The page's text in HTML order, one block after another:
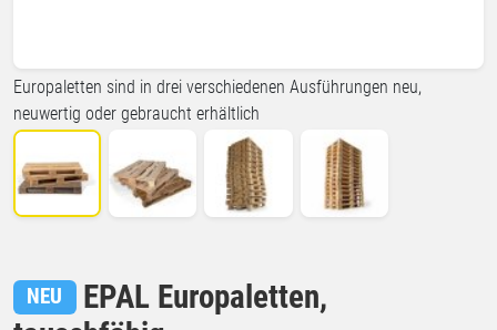
NEU
EPAL Europaletten,
Europaletten sind in drei verschiedenen Ausführungen neu,
neuwertig oder gebraucht erhältlich